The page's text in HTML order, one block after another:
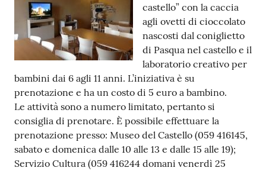
e
e
o
Tutti
gli
argomenti...
castello” con la caccia
agli ovetti di cioccolato
nascosti dal coniglietto
di Pasqua nel castello e il
laboratorio creativo per
bambini dai 6 agli 11 anni. L’iniziativa è su
prenotazione e ha un costo di 5 euro a bambino.
Le attività sono a numero limitato, pertanto si
consiglia di prenotare. È possibile effettuare la
prenotazione presso: Museo del Castello (059 416145,
sabato e domenica dalle 10 alle 13 e dalle 15 alle 19);
Servizio Cultura (059 416244 domani venerdì 25